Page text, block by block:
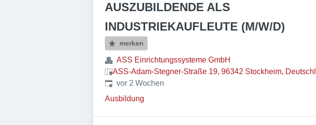
AUSZUBILDENDE ALS
INDUSTRIEKAUFLEUTE (M/W/D)
merken
ASS Einrichtungssysteme GmbH
ASS-Adam-Stegner-Straße 19, 96342 Stockheim,
Veröffentlicht:
vor 2 Wochen
Ausbildung